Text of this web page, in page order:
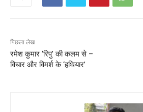
पिछला लेख
रमेश कुमार ‘रिपु’ की कलम से –
विचार और विमर्श के ‘हथियार’